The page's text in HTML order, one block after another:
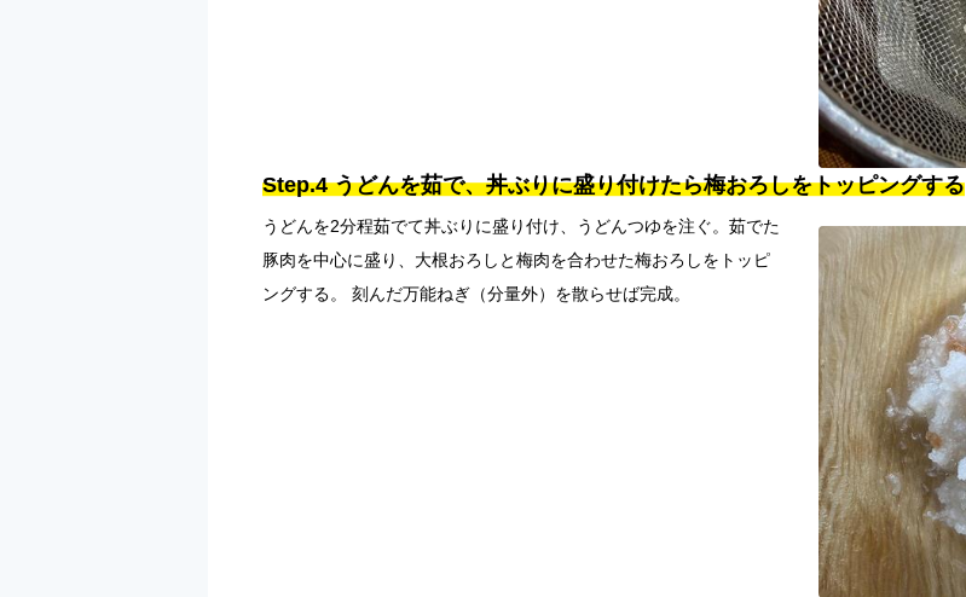
Step.4 うどんを茹で、丼ぶりに盛り付けたら梅おろしをトッピングする
うどんを2分程茹でて丼ぶりに盛り付け、うどんつゆを注ぐ。茹でた
豚肉を中心に盛り、大根おろしと梅肉を合わせた梅おろしをトッピ
ングする。 刻んだ万能ねぎ（分量外）を散らせば完成。